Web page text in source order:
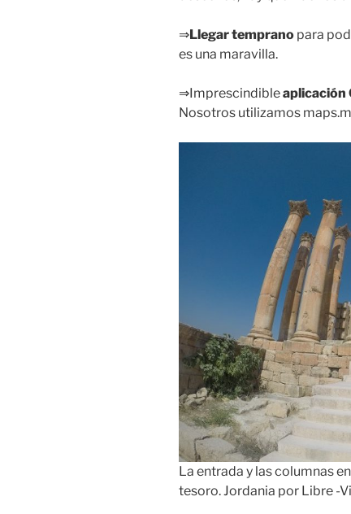
⇒Llegar temprano para
es una maravilla.
⇒Imprescindibleaplicación
Nosotros utilizamos
La entrada y las columnas
tesoro. Jordania por Libre -